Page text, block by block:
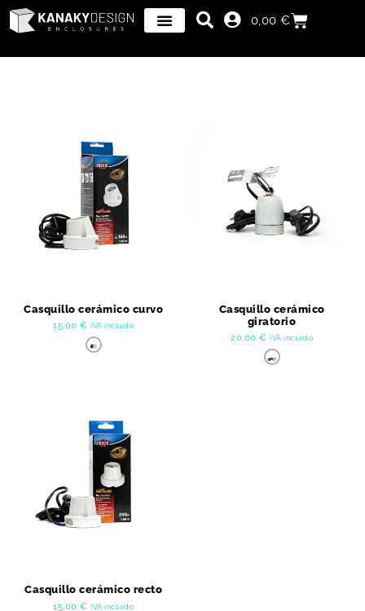
0,00€
Casquillo cerámico curvo
15,00 € IVA incluido
Casquillo cerámico
giratorio
20,00 € IVA incluido
Casquillo cerámico recto
15,00 € IVA incluido